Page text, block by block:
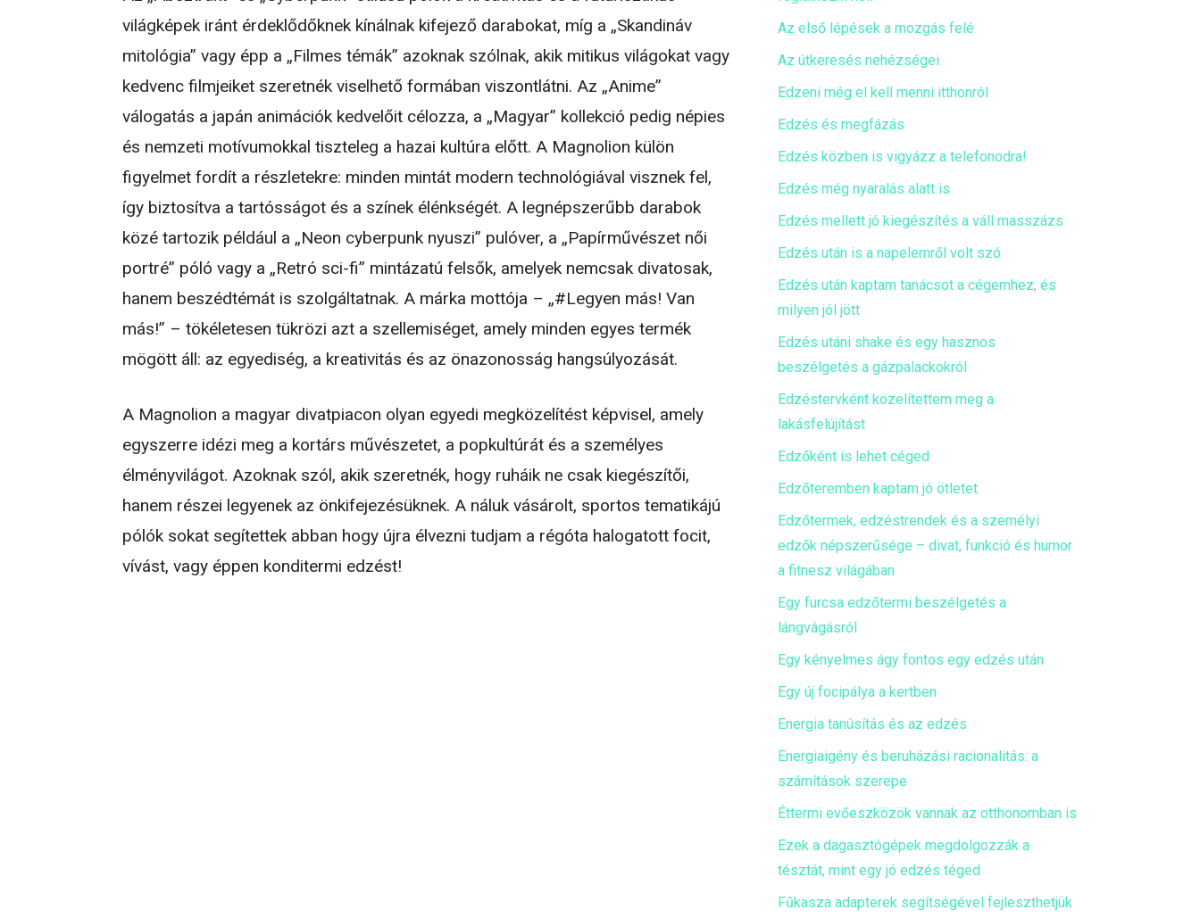
világképek iránt érdeklődőknek kínálnak kifejező darabokat, míg a „Skandináv
mitológia” vagy épp a „Filmes témák” azoknak szólnak, akik mitikus világokat vagy
kedvenc filmjeiket szeretnék viselhető formában viszontlátni. Az „Anime”
válogatás a japán animációk kedvelőit célozza, a „Magyar” kollekció pedig népies
és nemzeti motívumokkal tiszteleg a hazai kultúra előtt. A Magnolion külön
figyelmet fordít a részletekre: minden mintát modern technológiával visznek fel,
így biztosítva a tartósságot és a színek élénkségét. A legnépszerűbb darabok
közé tartozik például a „Neon cyberpunk nyuszi” pulóver, a „Papírművészet női
portré” póló vagy a „Retró sci-fi” mintázatú felsők, amelyek nemcsak divatosak,
hanem beszédtémát is szolgáltatnak. A márka mottója – „#Legyen más! Van
más!” – tökéletesen tükrözi azt a szellemiséget, amely minden egyes termék
mögött áll: az egyediség, a kreativitás és az önazonosság hangsúlyozását.
A Magnolion a magyar divatpiacon olyan egyedi megközelítést képvisel, amely
egyszerre idézi meg a kortárs művészetet, a popkultúrát és a személyes
élményvilágot. Azoknak szól, akik szeretnék, hogy ruháik ne csak kiegészítői,
hanem részei legyenek az önkifejezésüknek. A náluk vásárolt, sportos tematikájú
pólók sokat segítettek abban hogy újra élvezni tudjam a régóta halogatott focit,
vívást, vagy éppen konditermi edzést!
Az első lépések a mozgás felé
Az útkeresés nehézségei
Edzeni még el kell menni itthonról
Edzés és megfázás
Edzés közben is vigyázz a telefonodra!
Edzés még nyaralás alatt is
Edzés mellett jó kiegészítés a váll masszázs
Edzés után is a napelemről volt szó
Edzés után kaptam tanácsot a cégemhez, és
milyen jól jött
Edzés utáni shake és egy hasznos
beszélgetés a gázpalackokról
Edzéstervként közelítettem meg a
lakásfelújítást
Edzőként is lehet céged
Edzőteremben kaptam jó ötletet
Edzőtermek, edzéstrendek és a személyi
edzők népszerűsége – divat, funkció és humor
a fitnesz világában
Egy furcsa edzőtermi beszélgetés a
lángvágásról
Egy kényelmes ágy fontos egy edzés után
Egy új focipálya a kertben
Energia tanúsítás és az edzés
Energiaigény és beruházási racionalitás: a
számítások szerepe
Éttermi evőeszközök vannak az otthonomban is
Ezek a dagasztógépek megdolgozzák a
tésztát, mint egy jó edzés téged
Fűkasza adapterek segítségével fejleszthetjük